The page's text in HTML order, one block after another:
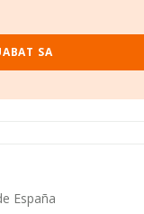
SA
España